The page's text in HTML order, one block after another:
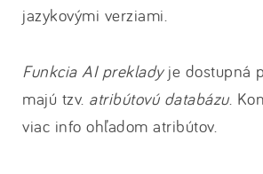
jazykovými verziami.
Funkcia AI prekladyje dostupná
majú tzv. atribútovú databázu.
viac info ohľadom atribútov.